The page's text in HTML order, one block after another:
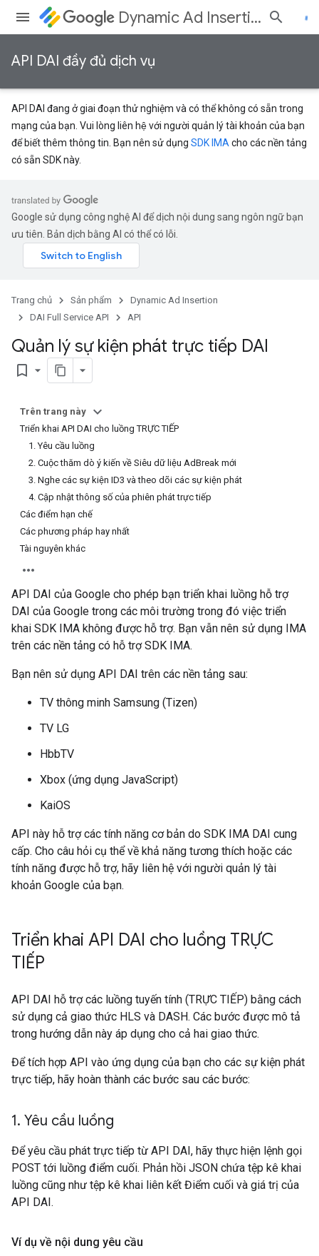
Dynamic Ad Insertion
API DAI đầy đủ dịch vụ
API DAI đang ở giai đoạn thử nghiệm và có thể không có sẵn trong
mạng của bạn. Vui lòng liên hệ với người quản lý tài khoản của bạn
để biết thêm thông tin. Bạn nên sử dụng SDK IMA cho các nền tảng
có sẵn SDK này.
Google sử dụng công nghệ AI để dịch nội dung sang ngôn ngữ bạn
ưu tiên. Bản dịch bằng AI có thể có lỗi.
Trang chủ Sản phẩm
Dynamic Ad Insertion
DAI Full Service API
API
Quản lý sự kiện phát trực tiếp DAI
bookmark_border
Trên trang này
Triển khai API DAI cho luồng TRỰC TIẾP
1. Yêu cầu luồng
2. Cuộc thăm dò ý kiến về Siêu dữ liệu AdBreak mới
3. Nghe các sự kiện ID3 và theo dõi các sự kiện phát
4. Cập nhật thông số của phiên phát trực tiếp
Các điểm hạn chế
Các phương pháp hay nhất
Tài nguyên khác
API DAI của Google cho phép bạn triển khai luồng hỗ trợ
DAI của Google trong các môi trường trong đó việc triển
khai SDK IMA không được hỗ trợ. Bạn vẫn nên sử dụng IMA
trên các nền tảng có hỗ trợ SDK IMA.
Bạn nên sử dụng API DAI trên các nền tảng sau:
TV thông minh Samsung (Tizen)
TV LG
HbbTV
Xbox (ứng dụng JavaScript)
KaiOS
API này hỗ trợ các tính năng cơ bản do SDK IMA DAI cung
cấp. Cho câu hỏi cụ thể về khả năng tương thích hoặc các
tính năng được hỗ trợ, hãy liên hệ với người quản lý tài
khoản Google của bạn.
Triển khai API DAI cho luồng TRỰC
TIẾP
API DAI hỗ trợ các luồng tuyến tính (TRỰC TIẾP) bằng cách
sử dụng cả giao thức HLS và DASH. Các bước được mô tả
trong hướng dẫn này áp dụng cho cả hai giao thức.
Để tích hợp API vào ứng dụng của bạn cho các sự kiện phát
trực tiếp, hãy hoàn thành các bước sau các bước:
1. Yêu cầu luồng
Để yêu cầu phát trực tiếp từ API DAI, hãy thực hiện lệnh gọi
POST tới luồng điểm cuối. Phản hồi JSON chứa tệp kê khai
luồng cũng như tệp kê khai liên kết Điểm cuối và giá trị của
API DAI.
Ví dụ về nội dung yêu cầu